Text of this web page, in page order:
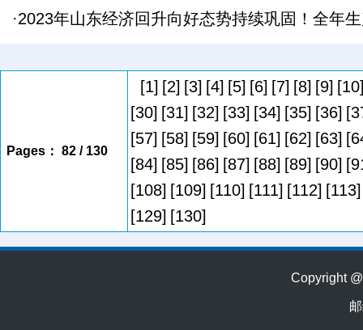
·2023年山东经济回升向好态势持续巩固！全年
Pages： 82 / 130
[1] [2] [3] [4] [5] [6] [7] [8] [9]
[30] [31] [32] [33] [34] [35] [36]
[57] [58] [59] [60] [61] [62] [63]
[84] [85] [86] [87] [88] [89] [90]
[108] [109] [110] [111] [112] [113]
[129] [130]
Copyright